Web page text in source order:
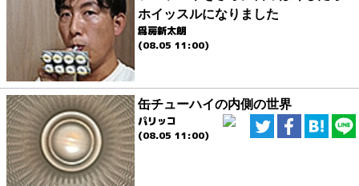
ホイッスルになりました
爲房新太朗
(08.05 11:00)
缶チューハイの内側の世界
パリッコ
(08.05 11:00)